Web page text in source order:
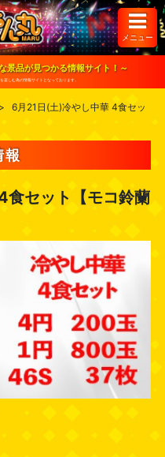
メニュー
景品が見つかる情報サイト！～
楽しむ為の情報サイトとなっております。
>
6月21日(土)冷やし中華 4食セッ
報
セット【モコ鈴蘭